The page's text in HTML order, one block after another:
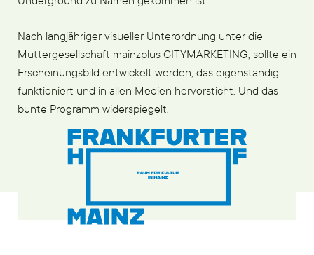
Nach langjähriger visueller Unterordnung unter die
Muttergesellschaft mainzplus CITYMARKETING, sollte ein
Erscheinungsbild entwickelt werden, das eigenständig
funktioniert und in allen Medien hervorsticht. Und das
bunte Programm widerspiegelt.